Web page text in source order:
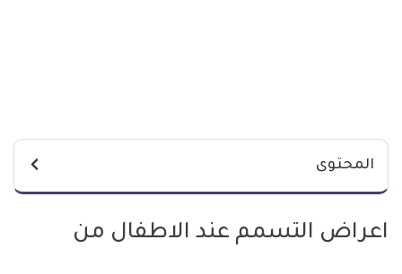
المحتوى
اعراض التسمم عند الاطفال من